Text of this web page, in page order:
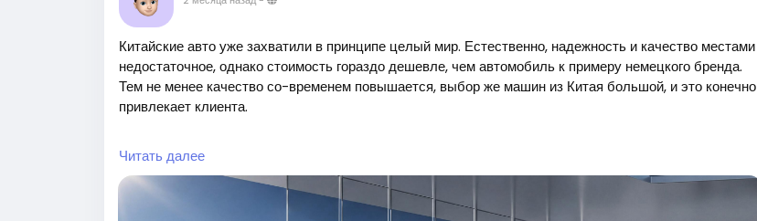
Китайские авто уже захватили в принципе целый мир. Естественно, надежность и качество местами
недостаточное, однако стоимость гораздо дешевле, чем автомобиль к примеру немецкого бренда.
Тем не менее качество со-временем повышается, выбор же машин из Китая большой, и это конечно
привлекает клиента.
Итак, почему сегодня Европейские страны ставят заградительные пошлины на машины из Китая?
Наверное вы прекрасно понимаете ответ - авто из КНР гораздо дешевле, нежели чем способны
предоставить европейские изготовители. Так что жителей Евросоюза по сути вынуждают покупать
именно европейские автомобили. Тем не менее это плохо помогает, поскольку знаменитые
Читать далее